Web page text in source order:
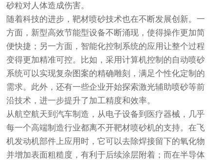
砂粒对人体造成伤害。
随着科技的进步，靶材喷砂技术也在不断发展创新。一
方面，新型高效节能型设备不断涌现，使得操作更加简
便快捷；另一方面，智能化控制系统的应用让整个过程
变得更加精准可控。比如，采用计算机控制的自动喷砂
系统可以实现复杂图案的精确雕刻，满足个性化定制的
需求。此外，还有一些企业开始探索激光辅助喷砂等前
沿技术，进一步提升了加工精度和效率。
从航空航天到汽车制造，从电子设备到医疗器械，几乎
每一个高端制造行业都离不开靶材喷砂机的支持。在飞
机发动机部件上应用时，它可以去除焊接留下的氧化物
并增加表面粗糙度，有利于后续涂层附着；而在半导体